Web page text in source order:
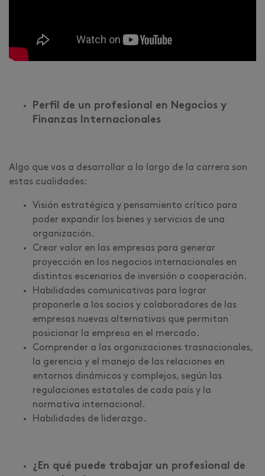
Perfil de un profesional en Negocios y
Finanzas Internacionales
Algo que vas a desarrollar a lo largo de la carrera son
estas cualidades:
Visión estratégica y pensamiento crítico para
poder expandir los bienes y servicios de una
organización.
Crear valor en las empresas para generar
proyección en los negocios internacionales en
distintos escenarios de inversión o cooperación.
Habilidades comunicativas para lograr
proponerle a los socios y colaboradores de las
empresas nuevas alternativas que permitan
posicionar la empresa en el mercado.
Comprender a las organizaciones trasnacionales,
la gerencia y el manejo de las relaciones en
entornos dinámicos y complejos, según las
regulaciones estatales de cada país y la
normativa internacional.
Habilidades de liderazgo.
¿En qué puede trabajar un profesional de